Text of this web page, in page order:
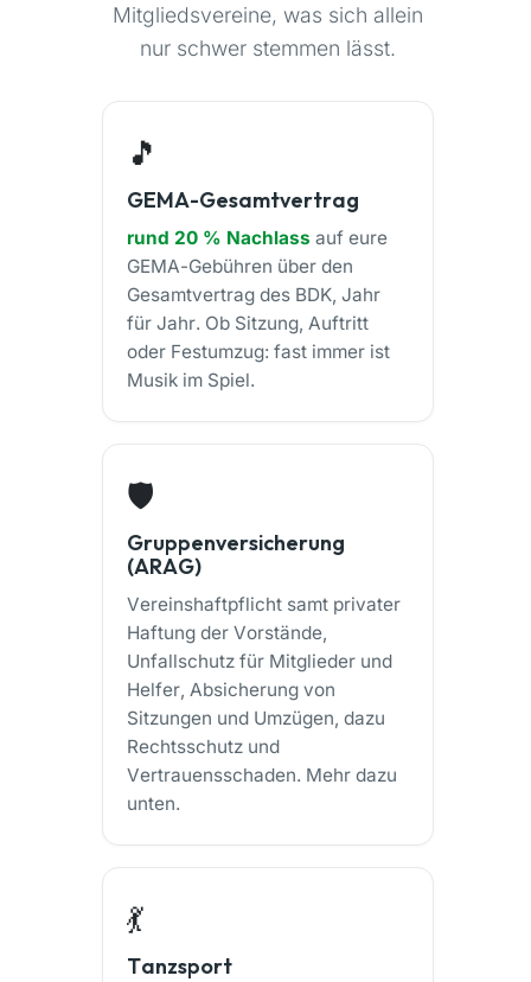
Mitgliedsvereine, was sich allein
nur schwer stemmen lässt.
🎵
GEMA-Gesamtvertrag
rund 20 % Nachlass auf eure
GEMA-Gebühren über den
Gesamtvertrag des BDK, Jahr
für Jahr. Ob Sitzung, Auftritt
oder Festumzug: fast immer ist
Musik im Spiel.
🛡️
Gruppenversicherung
(ARAG)
Vereinshaftpflicht samt privater
Haftung der Vorstände,
Unfallschutz für Mitglieder und
Helfer, Absicherung von
Sitzungen und Umzügen, dazu
Rechtsschutz und
Vertrauensschaden. Mehr dazu
unten.
💃
Tanzsport